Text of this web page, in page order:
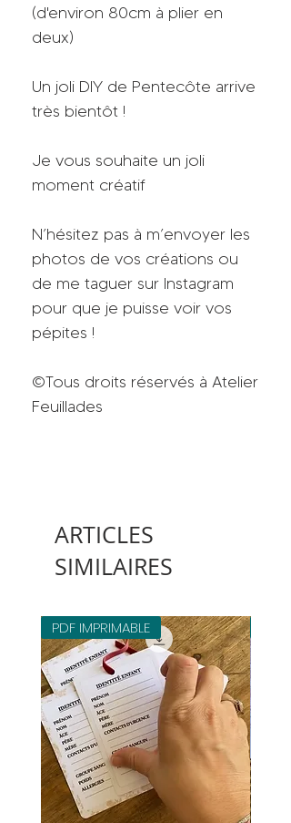
(d'environ 80cm à plier en
deux)
Un joli DIY de Pentecôte arrive
très bientôt !
Je vous souhaite un joli
moment créatif
N’hésitez pas à m’envoyer les
photos de vos créations ou
de me taguer sur Instagram
pour que je puisse voir vos
pépites !
©Tous droits réservés à Atelier
Feuillades
ARTICLES
SIMILAIRES
PDF IMPRIMABLE